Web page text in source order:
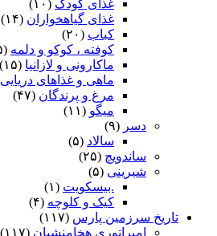
غذای کودک (۱۰)
غذای گیاهخواران (۱۴)
کباب (۲۰)
کوفته ، کوکو و دلمه (۴۵)
ماکارونی و لازانیا (۱۵)
ماهی و غذاهای دریایی
مرغ و پرندگان (۴۷)
میگو (۱۱)
دسر (۹)
سالاد (۵)
ساندویچ (۲۵)
شیرینی (۵)
.بیسکویت (۱)
کیک و کلوچه (۴)
تاریخ سرزمین پارس (۱۱۷)
امپراتوری هخامنشیان (۱۱۷)